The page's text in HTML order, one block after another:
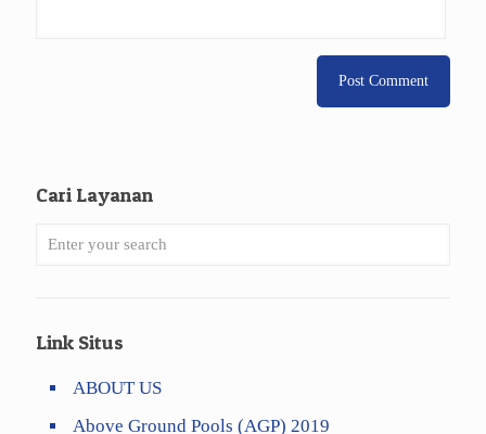
Cari Layanan
Link Situs
ABOUT US
Above Ground Pools (AGP) 2019